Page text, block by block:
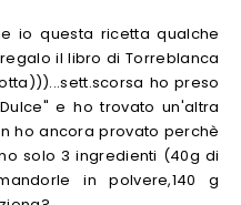
io questa ricetta qualche
il libro di Torreblanca
ho preso
e ho trovato un'altra
ho ancora provato perchè
solo 3 ingredienti (40g di
in polvere,140 g